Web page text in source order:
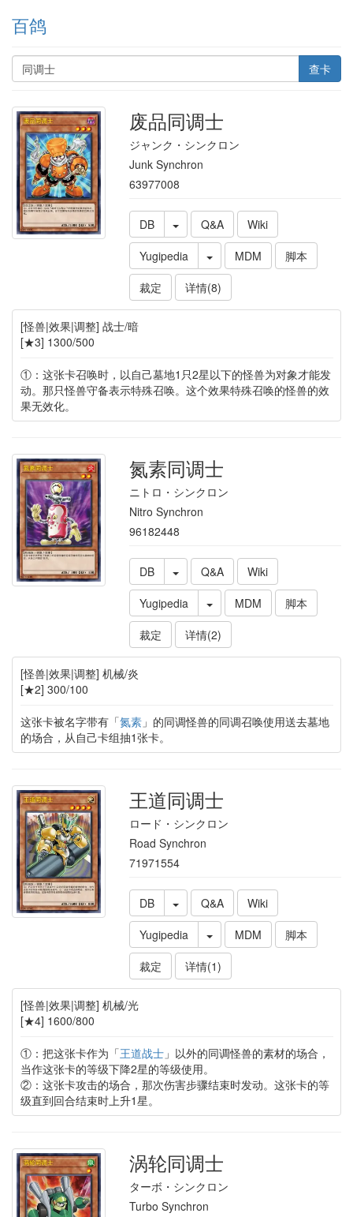
百鸽
查卡
废品同调士
ジャンク・シンクロン
Junk Synchron
63977008
DB Q&A
Wiki
Yugipedia
MDM
脚本
裁定
详情(8)
[怪兽|效果|调整] 战士/暗
[★3] 1300/500
①：这张卡召唤时，以自己墓地1只2星以下的怪兽为对象才能发
动。那只怪兽守备表示特殊召唤。这个效果特殊召唤的怪兽的效
果无效化。
氮素同调士
ニトロ・シンクロン
Nitro Synchron
96182448
DB Q&A
Wiki
Yugipedia
MDM
脚本
裁定
详情(2)
[怪兽|效果|调整] 机械/炎
[★2] 300/100
这张卡被名字带有「氮素」的同调怪兽的同调召唤使用送去墓地
的场合，从自己卡组抽1张卡。
王道同调士
ロード・シンクロン
Road Synchron
71971554
DB Q&A
Wiki
Yugipedia
MDM
脚本
裁定
详情(1)
[怪兽|效果|调整] 机械/光
[★4] 1600/800
①：把这张卡作为「王道战士」以外的同调怪兽的素材的场合，
当作这张卡的等级下降2星的等级使用。
②：这张卡攻击的场合，那次伤害步骤结束时发动。这张卡的等
级直到回合结束时上升1星。
涡轮同调士
ターボ・シンクロン
Turbo Synchron